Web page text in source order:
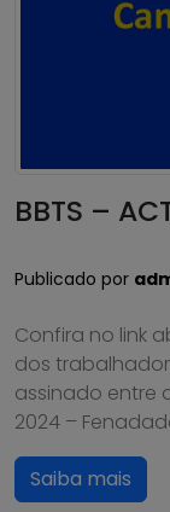
BBTS –
Publicado por
Confira no link
dos
assinado entre
2024 –
Saiba mais